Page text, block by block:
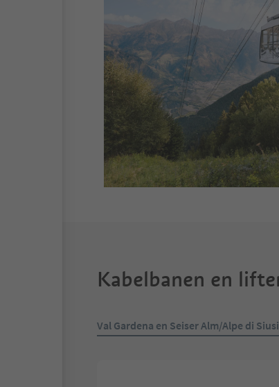
Kabelbanen en
Val Gardena en Seiser Alm/Alpe di Siusi